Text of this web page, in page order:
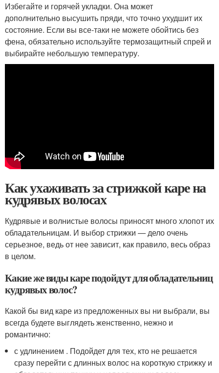
Избегайте и горячей укладки. Она может
дополнительно высушить пряди, что точно ухудшит их
состояние. Если вы все-таки не можете обойтись без
фена, обязательно используйте термозащитный спрей и
выбирайте небольшую температуру.
Как ухаживать за стрижкой каре на
кудрявых волосах
Кудрявые и волнистые волосы приносят много хлопот их
обладательницам. И выбор стрижки — дело очень
серьезное, ведь от нее зависит, как правило, весь образ
в целом.
Какие же виды каре подойдут для обладательниц
кудрявых волос?
Какой бы вид каре из предложенных вы ни выбрали, вы
всегда будете выглядеть женственно, нежно и
романтично:
с удлинением . Подойдет для тех, кто не решается
сразу перейти с длинных волос на короткую стрижку и